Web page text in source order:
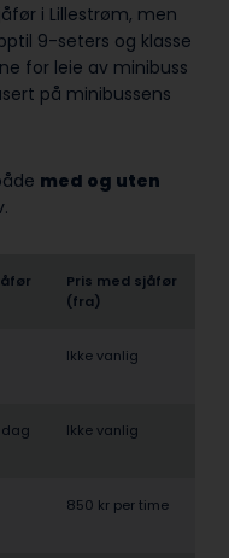
i Lillestrøm, men
9-seters og klasse
for leie av minibuss
på minibussens
med og uten
Pris med sjåfør
(fra)
Ikke vanlig
dag Ikke vanlig
850 kr per time